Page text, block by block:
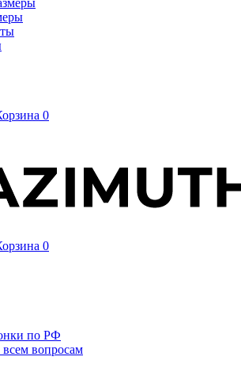
0
0
по РФ
вопросам